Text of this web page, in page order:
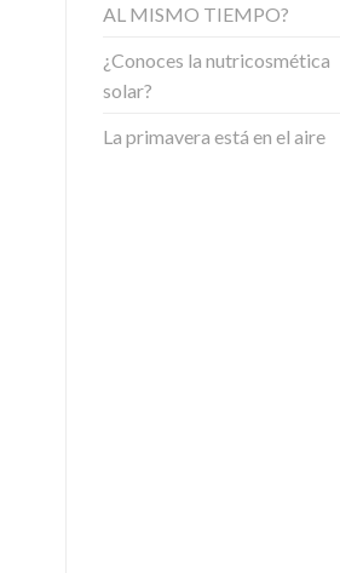
AL MISMO TIEMPO?
¿Conoces la nutricosmética
solar?
La primavera está en el aire